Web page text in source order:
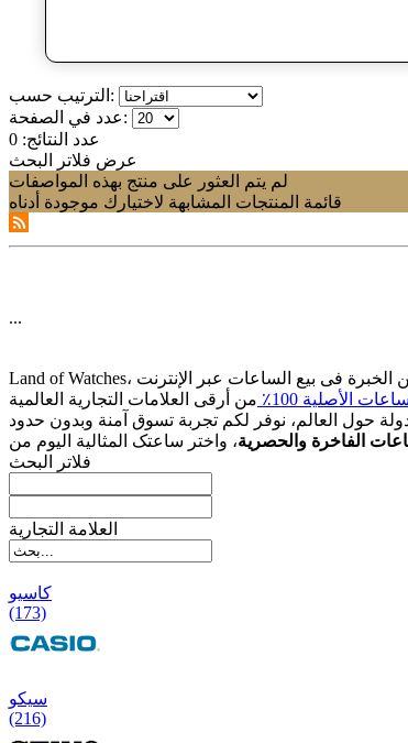
الترتيب حسب:
عدد في الصفحة:
عدد النتائج: 0
عرض فلاتر البحث
لم يتم العثور على منتج بهذه المواصفات
قائمة المنتجات المشابهة لاختيارك موجودة أدناه
...
الأصلیة 100٪
الفاخرة والحصریة
فلاتر البحث
العلامة التجارية
کاسیو
(173)
سیکو
(216)